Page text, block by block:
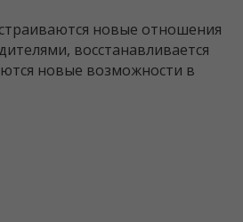
новые отношения
восстанавливается
новые возможности в